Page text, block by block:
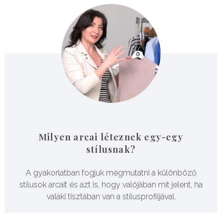
Milyen arcai léteznek egy-egy
stílusnak?
A gyakorlatban fogjuk megmutatni a különböző
stílusok arcait és azt is, hogy valójában mit jelent, ha
valaki tisztában van a stílusprofiljával.